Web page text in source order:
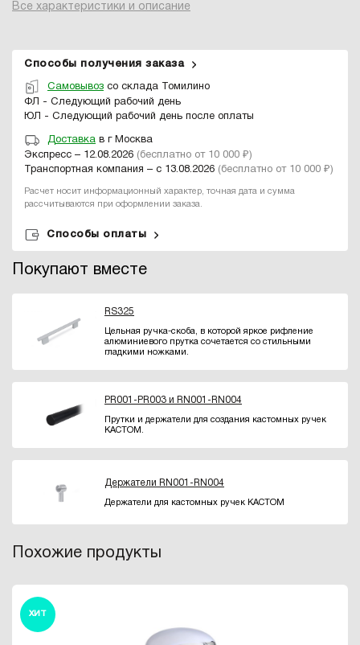
Все характеристики и описание
Способы получения заказа
Самовывоз со склада Томилино
ФЛ - Следующий рабочий день
ЮЛ - Следующий рабочий день после оплаты
Доставка в г Москва
Экспресс – 12.08.2026 (бесплатно от 10 000 ₽)
Транспортная компания – с 13.08.2026 (бесплатно от 10 000 ₽)
Расчет носит информационный характер, точная дата и сумма
рассчитываются при оформлении заказа.
Способы оплаты
Покупают вместе
RS325
Цельная ручка-скоба, в которой яркое рифление
алюминиевого прутка сочетается со стильными
гладкими ножками.
PR001-PR003 и RN001-RN004
Прутки и держатели для создания кастомных ручек
КАСТОМ.
Держатели RN001-RN004
Держатели для кастомных ручек КАСТОМ
Похожие продукты
ХИТ